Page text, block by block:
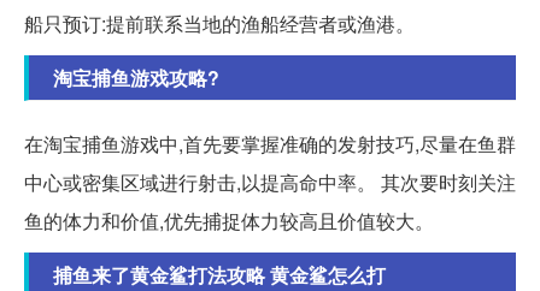
船只预订:提前联系当地的渔船经营者或渔港。
淘宝捕鱼游戏攻略?
在淘宝捕鱼游戏中,首先要掌握准确的发射技巧,尽量在鱼群
中心或密集区域进行射击,以提高命中率。 其次要时刻关注
鱼的体力和价值,优先捕捉体力较高且价值较大。
捕鱼来了黄金鲨打法攻略 黄金鲨怎么打